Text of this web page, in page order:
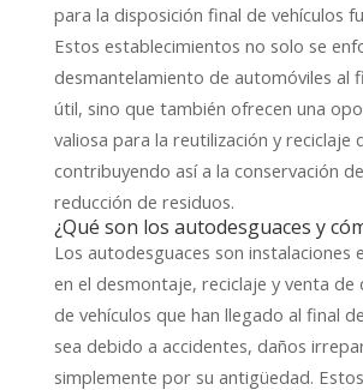
para la disposición final de vehículos
Estos establecimientos no solo se
desmantelamiento de automóviles al
útil, sino que también ofrecen una
valiosa para la reutilización y reciclaje
contribuyendo así a la conservación
reducción de residuos.
¿Qué son los autodesguaces y
Los autodesguaces son instalaciones
en el desmontaje, reciclaje y venta de
de vehículos que han llegado al final
sea debido a accidentes, daños
simplemente por su antigüedad. Estos